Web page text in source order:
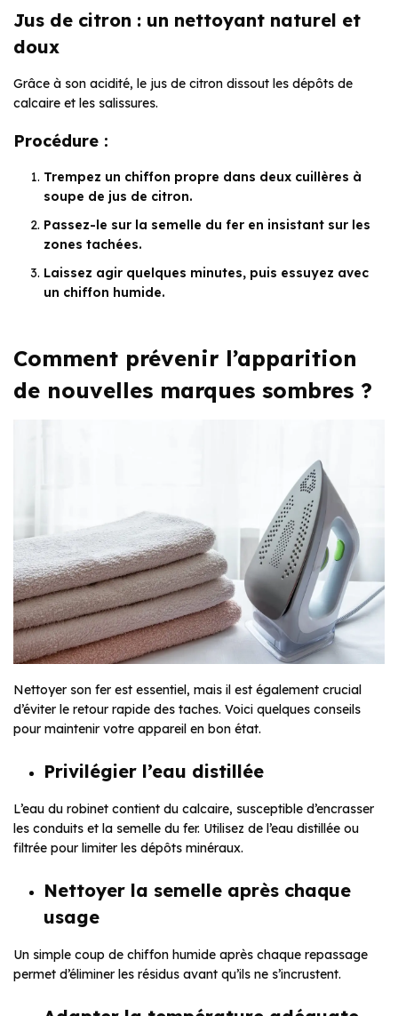
Jus de citron : un nettoyant naturel et
doux
Grâce à son acidité, le jus de citron dissout les dépôts de
calcaire et les salissures.
Procédure :
Trempez un chiffon propre dans deux cuillères à
soupe de jus de citron.
Passez-le sur la semelle du fer en insistant sur les
zones tachées.
Laissez agir quelques minutes, puis essuyez avec
un chiffon humide.
Comment prévenir l’apparition
de nouvelles marques sombres ?
Nettoyer son fer est essentiel, mais il est également crucial
d’éviter le retour rapide des taches. Voici quelques conseils
pour maintenir votre appareil en bon état.
Privilégier l’eau distillée
L’eau du robinet contient du calcaire, susceptible d’encrasser
les conduits et la semelle du fer. Utilisez de l’eau distillée ou
filtrée pour limiter les dépôts minéraux.
Nettoyer la semelle après chaque
usage
Un simple coup de chiffon humide après chaque repassage
permet d’éliminer les résidus avant qu’ils ne s’incrustent.